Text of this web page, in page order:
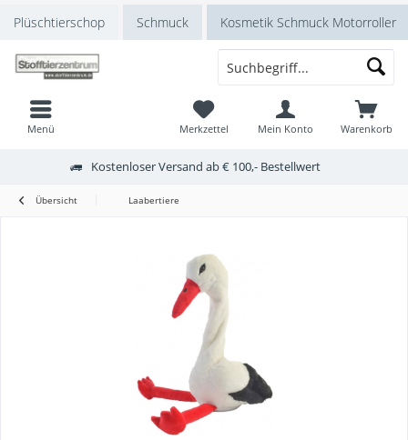
Plüschtierschop Schmuck Kosmetik Schmuck Motorroller
Menü Warenkorb
Merkzettel Mein Konto
Kostenloser Versand ab € 100,- Bestellwert
Übersicht Laabertiere